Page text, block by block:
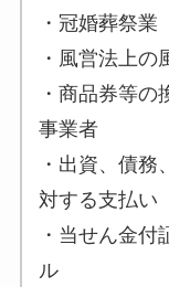
・冠婚葬祭業
・風営法上の
・商品券等の
事業者
・出資、債
対する支払い
・当せん金
ル